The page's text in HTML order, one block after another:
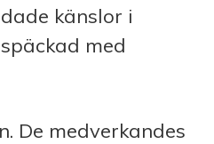
känslor i
med
De medverkandes